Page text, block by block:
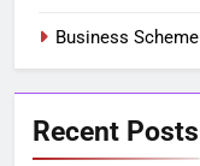
Business Scheme
Recent Posts